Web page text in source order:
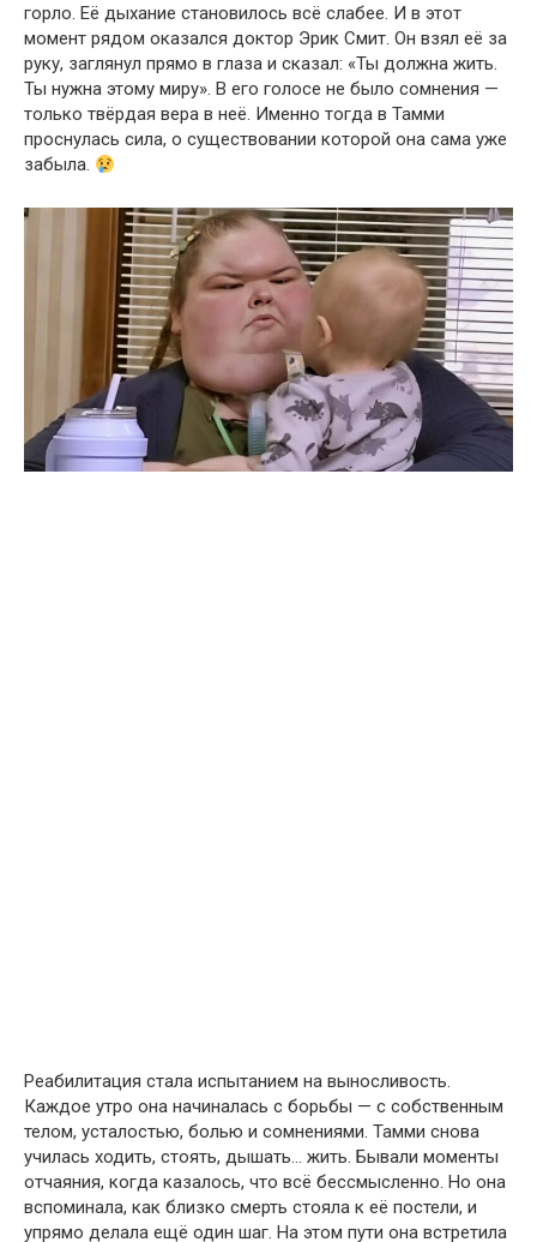
горло. Её дыхание становилось всё слабее. И в этот
момент рядом оказался доктор Эрик Смит. Он взял её за
руку, заглянул прямо в глаза и сказал: «Ты должна жить.
Ты нужна этому миру». В его голосе не было сомнения —
только твёрдая вера в неё. Именно тогда в Тамми
проснулась сила, о существовании которой она сама уже
забыла.
Реабилитация стала испытанием на выносливость.
Каждое утро она начиналась с борьбы — с собственным
телом, усталостью, болью и сомнениями. Тамми снова
училась ходить, стоять, дышать… жить. Бывали моменты
отчаяния, когда казалось, что всё бессмысленно. Но она
вспоминала, как близко смерть стояла к её постели, и
упрямо делала ещё один шаг. На этом пути она встретила